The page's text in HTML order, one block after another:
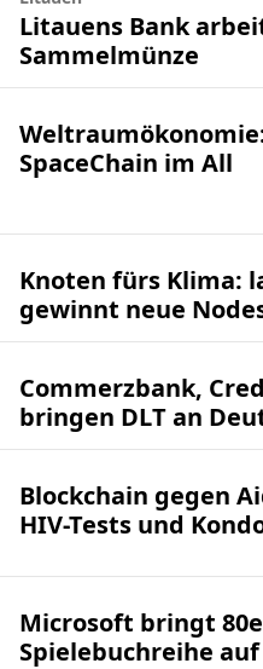
Litauens Bank
Sammelmünze
SpaceChain im All
Knoten fürs Klima:
gewinnt neue
Commerzbank,
bringen DLT an
Blockchain gegen
HIV-Tests und
Microsoft bringt
Spielebuchreihe